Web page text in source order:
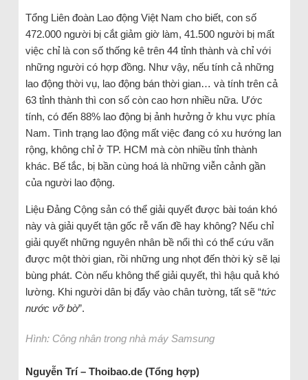
Tổng Liên đoàn Lao động Việt Nam cho biết, con số
472.000 người bị cắt giảm giờ làm, 41.500 người bị mất
việc chỉ là con số thống kê trên 44 tỉnh thành và chỉ với
những người có hợp đồng. Như vậy, nếu tính cả những
lao động thời vụ, lao động bán thời gian… và tính trên cả
63 tỉnh thành thì con số còn cao hơn nhiều nữa. Ước
tính, có đến 88% lao động bị ảnh hưởng ở khu vực phía
Nam. Tình trạng lao động mất việc đang có xu hướng lan
rộng, không chỉ ở TP. HCM mà còn nhiều tỉnh thành
khác. Bế tắc, bị bần cùng hoá là những viễn cảnh gần
của người lao động.
Liệu Đảng Cộng sản có thể giải quyết được bài toán khó
này và giải quyết tận gốc rễ vấn đề hay không? Nếu chỉ
giải quyết những nguyên nhân bề nổi thì có thể cứu vãn
được một thời gian, rồi những ung nhọt đến thời kỳ sẽ lại
bùng phát. Còn nếu không thể giải quyết, thì hậu quả khó
lường. Khi người dân bị đẩy vào chân tường, tất sẽ “tức
nước vỡ bờ”.
Hình: Công nhân trong nhà máy Samsung
Nguyễn Trí – Thoibao.de (Tổng hợp)